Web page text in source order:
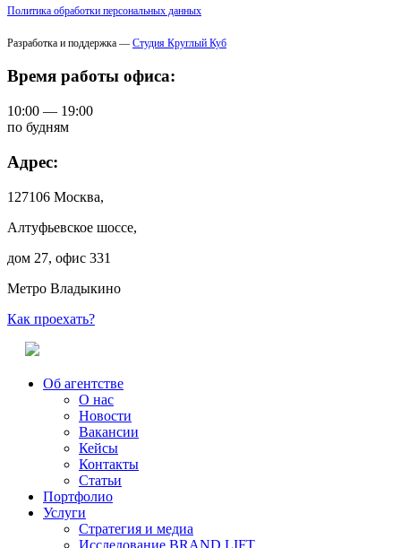
Политика обработки персональных данных
Разработка и поддержка — Студия Круглый Куб
Время работы офиса:
10:00 — 19:00
по будням
Адрес:
127106 Москва,
Алтуфьевское шоссе,
дом 27, офис 331
Метро Владыкино
Как проехать?
Об агентстве
О нас
Новости
Вакансии
Кейсы
Контакты
Статьи
Портфолио
Услуги
Стратегия и медиа
Исследование BRAND LIFT